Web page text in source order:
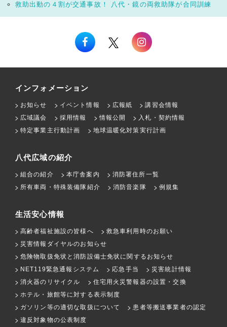
救助出動の４割が交通事故！ 八代・鏡の両救助隊が合同訓練
インフォメーション
お知らせ イベント情報 広報紙
講習会情報
広域議会
採用情報 情報公開
入札・契約情報
特定事業主行動計画
地球温暖化対策実行計画
八代広域の紹介
組合の紹介 本庁舎案内
消防署住所一覧
所有車両・特殊装備隊紹介
消防音楽隊 例規集
生活安心情報
高齢者福祉施設の皆様へ
救急車利用時のお願い
災害情報ダイヤルのお知らせ
危険物取扱免状と消防設備士免状に関するお知らせ
NET119緊急通報システム
応急手当
災害統計情報
消火器のリサイクル
住宅用火災警報器の設置・交換
ホテル・旅館等に対する表示制度
ガソリン等の適切な取扱について
患者等搬送事業者の認定
違反対象物の公表制度